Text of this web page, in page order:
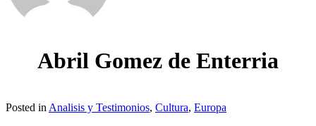
Abril Gomez de Enterria
Posted in Analisis y Testimonios, Cultura, Europa